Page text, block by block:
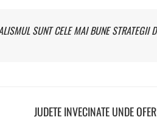
SUNT CELE MAI BUNE STRATEGII
JUDETE INVECINATE UNDE